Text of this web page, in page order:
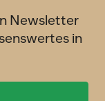
Newsletter
in